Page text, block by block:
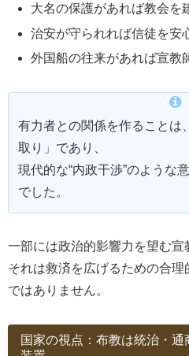
大名の保護があれば教会を
治安が守られれば信徒を安
外国船の往来があれば宣教
有力者との関係を作ることは
取り」であり、
現代的な“内政干渉”のような
でした。
一部には政治的影響力を望む宣
それは救済を広げるための合理
ではありません。
国家の視点：布教は統治・